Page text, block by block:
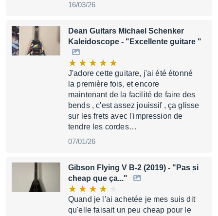
16/03/26
Dean Guitars Michael Schenker
Kaleidoscope - "Excellente guitare "
J'adore cette guitare, j'ai été étonné
la première fois, et encore
maintenant de la facilité de faire des
bends , c'est assez jouissif , ça glisse
sur les frets avec l'impression de
tendre les cordes…
07/01/26
Gibson Flying V B-2 (2019) - "Pas si
cheap que ça..."
Quand je l'ai achetée je mes suis dit
qu'elle faisait un peu cheap pour le